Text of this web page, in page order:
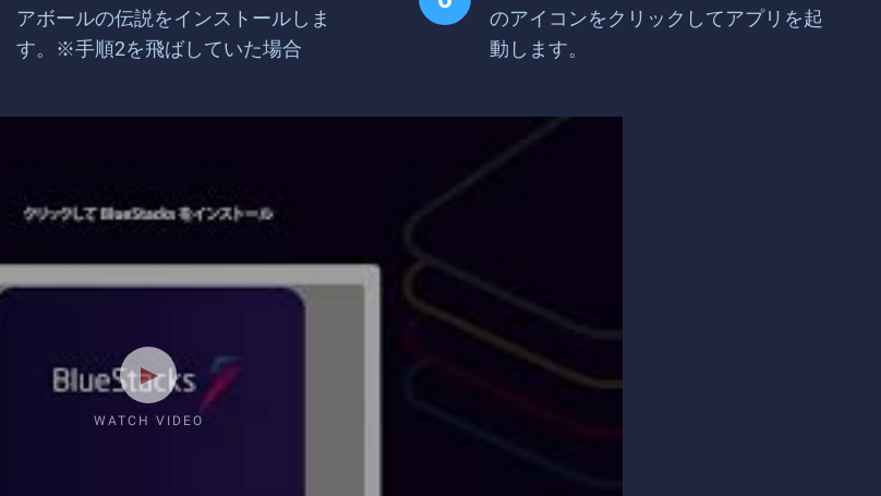
アボールの伝説をインストールしま
す。※手順2を飛ばしていた場合
のアイコンをクリックしてアプリを起
動します。
WATCH VIDEO